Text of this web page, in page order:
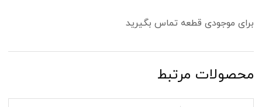
برای موجودی قطعه تماس بگیرید
محصولات مرتبط